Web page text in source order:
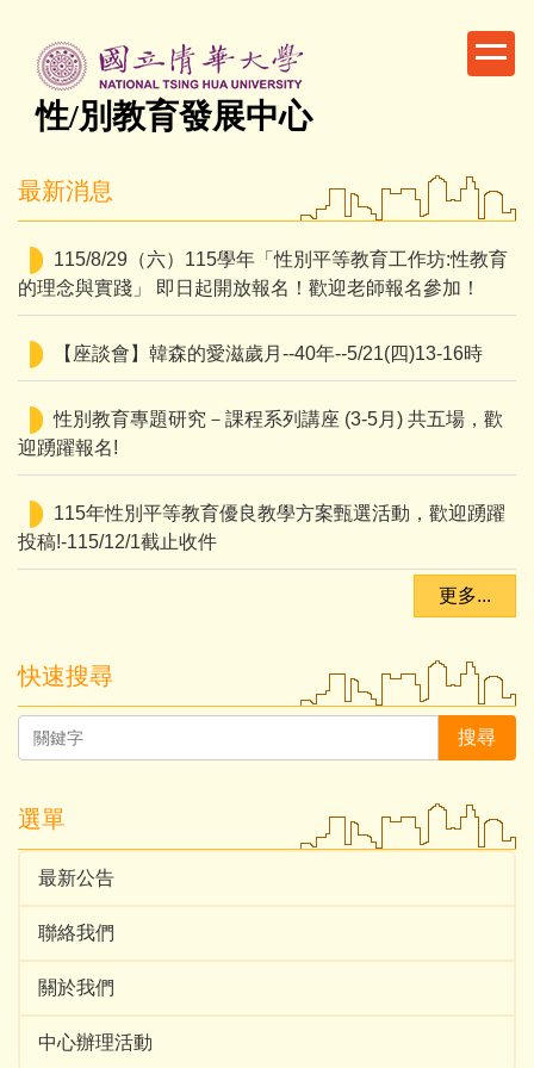
區
性/別教育發展中心
最新消息
115/8/29（六）115學年「性別平等教育工作坊:性教育
的理念與實踐」 即日起開放報名！歡迎老師報名參加！
【座談會】韓森的愛滋歲月--40年--5/21(四)13-16時
性別教育專題研究－課程系列講座 (3-5月) 共五場，歡
迎踴躍報名!
115年性別平等教育優良教學方案甄選活動，歡迎踴躍
投稿!-115/12/1截止收件
更多...
快速搜尋
搜尋
選單
最新公告
聯絡我們
關於我們
中心辦理活動